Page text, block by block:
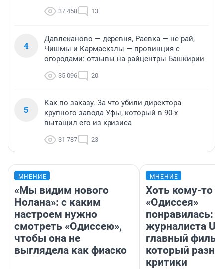
37 458 13
4
Давлеканово — деревня, Раевка — не рай,
Чишмы и Кармаскалы — провинция с
огородами: отзывы на райцентры Башкирии
35 096 20
5
Как по заказу. За что убили директора
крупного завода Уфы, который в 90-х
вытащил его из кризиса
31 787 23
МНЕНИЕ
«Мы видим нового
Нолана»: с каким
настроем нужно
смотреть «Одиссею»,
чтобы она не
выглядела как фиаско
МНЕНИЕ
Хоть кому-то
«Одиссея»
понравилась:
журналиста
главный
который
критики